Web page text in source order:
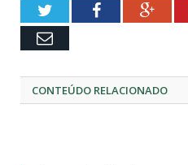
TwitterFacebook
Email
CONTEÚDO RELACIONADO